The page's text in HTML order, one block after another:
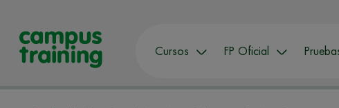
Cursos FP Oficial